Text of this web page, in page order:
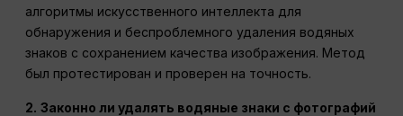
алгоритмы искусственного интеллекта для
обнаружения и беспроблемного удаления водяных
знаков с сохранением качества изображения. Метод
был протестирован и проверен на точность.
2. Законно ли удалять водяные знаки с фотографий